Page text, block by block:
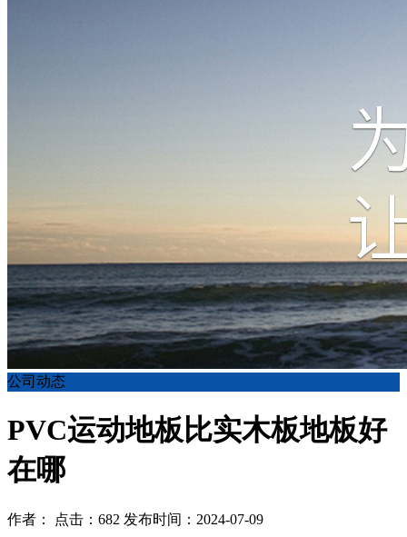
公司动态
PVC运动地板比实木板地板好
在哪
作者： 点击：682 发布时间：2024-07-09